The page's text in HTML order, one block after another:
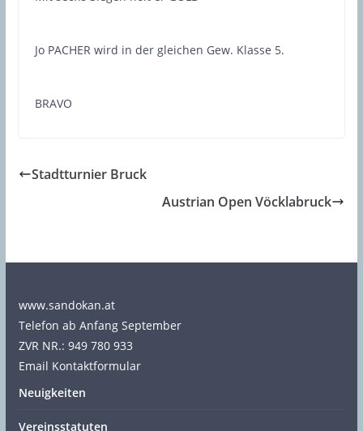
Jo PACHER wird in der gleichen Gew. Klasse 5.
BRAVO
Stadtturnier Bruck
Austrian Open Vöcklabruck
www.sandokan.at
Telefon ab Anfang September
ZVR NR.: 949 780 933
Email Kontaktformular
Neuigkeiten
Vereinsstatuten